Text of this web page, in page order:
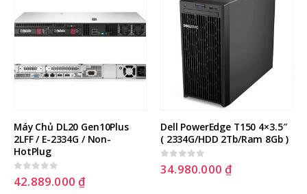
Máy Chủ DL20 Gen10Plus
2LFF / E-2334G / Non-
HotPlug
0out of 5
42.889.000₫
Dell PowerEdge T150 4×3.5″
( 2334G/HDD 2Tb/Ram 8Gb )
0out of 5
34.980.000₫